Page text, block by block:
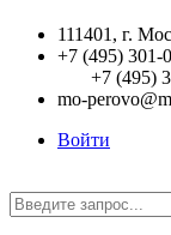
111401, г.
+7 (495) 301-
+7 (495)
mo-
Войти